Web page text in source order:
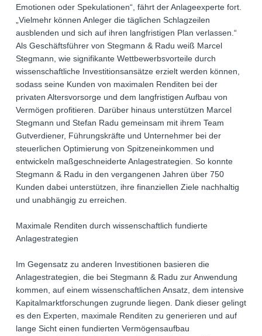
Emotionen oder Spekulationen“, fährt der Anlageexperte fort.
„Vielmehr können Anleger die täglichen Schlagzeilen
ausblenden und sich auf ihren langfristigen Plan verlassen.“
Als Geschäftsführer von Stegmann & Radu weiß Marcel
Stegmann, wie signifikante Wettbewerbsvorteile durch
wissenschaftliche Investitionsansätze erzielt werden können,
sodass seine Kunden von maximalen Renditen bei der
privaten Altersvorsorge und dem langfristigen Aufbau von
Vermögen profitieren. Darüber hinaus unterstützen Marcel
Stegmann und Stefan Radu gemeinsam mit ihrem Team
Gutverdiener, Führungskräfte und Unternehmer bei der
steuerlichen Optimierung von Spitzeneinkommen und
entwickeln maßgeschneiderte Anlagestrategien. So konnte
Stegmann & Radu in den vergangenen Jahren über 750
Kunden dabei unterstützen, ihre finanziellen Ziele nachhaltig
und unabhängig zu erreichen.
Maximale Renditen durch wissenschaftlich fundierte
Anlagestrategien
Im Gegensatz zu anderen Investitionen basieren die
Anlagestrategien, die bei Stegmann & Radu zur Anwendung
kommen, auf einem wissenschaftlichen Ansatz, dem intensive
Kapitalmarktforschungen zugrunde liegen. Dank dieser gelingt
es den Experten, maximale Renditen zu generieren und auf
lange Sicht einen fundierten Vermögensaufbau